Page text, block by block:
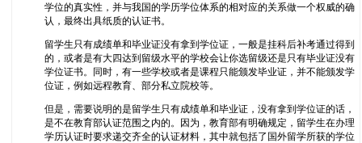
学位的真实性，并与我国的学历学位体系的相对应的关系做一个权威的确
认，最终出具纸质的认证书。
留学生只有成绩单和毕业证没有拿到学位证，一般是挂科后补考通过得到
的，或者是有大四达到留级水平的学校会让你选留级还是只有毕业证没有
学位证书。同时，有一些学校或者是课程只能颁发毕业证，并不能颁发学
位证，例如远程教育、部分私立院校等。
但是，需要说明的是留学生只有成绩单和毕业证，没有拿到学位证的话，
是不在教育部认证范围之内的。因为，教育部有明确规定，留学生在办理
学历认证时要求递交齐全的认证材料，其中就包括了国外留学所获的学位